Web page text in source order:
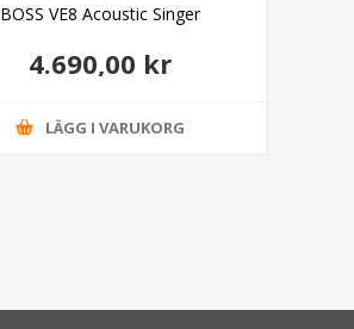
BOSS VE8 Acoustic Singer
4.690,00 kr
LÄGG I VARUKORG